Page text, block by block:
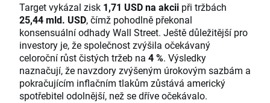
Target vykázal zisk 1,71 USD na akcii při tržbách
25,44 mld. USD, čímž pohodlně překonal
konsensuální odhady Wall Street. Ještě důležitější pro
investory je, že společnost zvýšila očekávaný
celoroční růst čistých tržeb na 4 %. Výsledky
naznačují, že navzdory zvýšeným úrokovým sazbám a
pokračujícím inflačním tlakům zůstává americký
spotřebitel odolnější, než se dříve očekávalo.